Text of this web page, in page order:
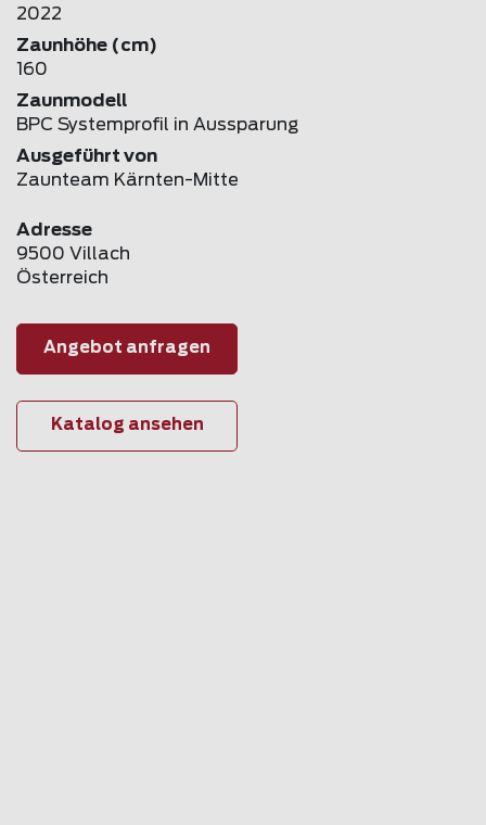
2022
Zaunhöhe (cm)
160
Zaunmodell
BPC Systemprofil in Aussparung
Ausgeführt von
Zaunteam Kärnten-Mitte
Adresse
9500 Villach
Österreich
Angebot anfragen
Katalog ansehen